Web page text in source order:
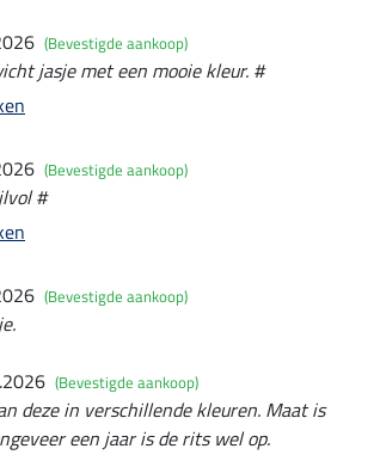
(Bevestigde aankoop)
jasje met een mooie kleur. #
(Bevestigde aankoop)
#
(Bevestigde aankoop)
(Bevestigde aankoop)
deze in verschillende kleuren. Maat is
een jaar is de rits wel op.